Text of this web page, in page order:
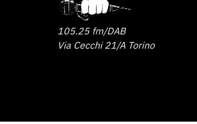
105.25 fm/DAB
Via Cecchi 21/A Torino